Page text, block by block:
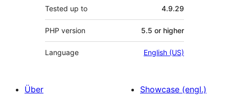
Tested up to 4.9.29
PHP version 5.5 or higher
Language English (US)
Über
Showcase (engl.)